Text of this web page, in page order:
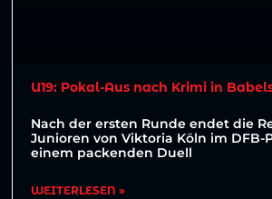
U19: Pokal-Aus nach Krimi in
Nach der ersten Runde endet die
Junioren von Viktoria Köln im DFB-
einem packenden Duell
WEITERLESEN »